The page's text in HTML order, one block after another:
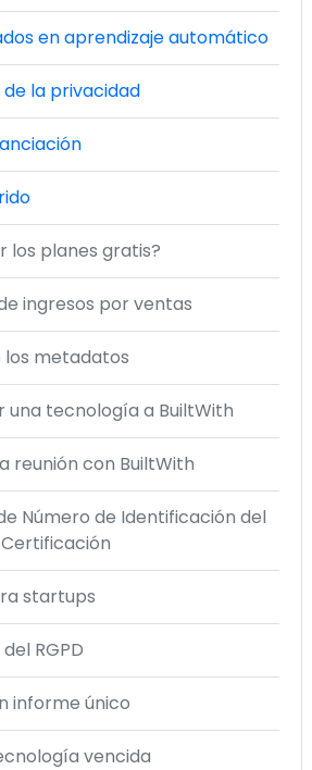
en aprendizaje automático
la privacidad
los planes gratis?
ingresos por ventas
los metadatos
una tecnología a BuiltWith
reunión con BuiltWith
Número de Identificación del
startups
RGPD
informe único
vencida